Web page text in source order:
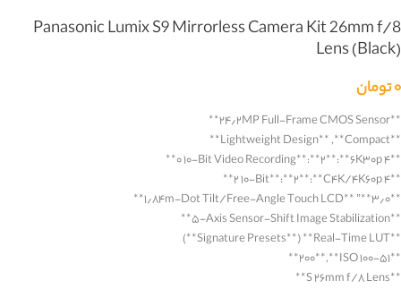
Panasonic Lumix S9 Mirrorless Camera Kit 26mm f/8
Lens (Black)
۰تومان
**۲۴٫۲MP Full-Frame CMOS Sensor
**
**
Compact
**, **
Lightweight Design
**
**۶K۳۰p ۴**:**۲**:**۰ ۱۰-Bit Video Recording**
**C۴K/۴K۶۰p ۴**:**۲**:**۲ ۱۰-Bit**
**۳٫۰ **” **۱٫۸۴m-Dot Tilt/Free-Angle Touch LCD **
**۵-Axis Sensor-Shift Image Stabilization**
**
Real-Time LUT
** (**
Signature Presets
**)
**ISO ۱۰۰-۵۱**,**۲۰۰**
**S ۲۶mm f/۸ Lens**